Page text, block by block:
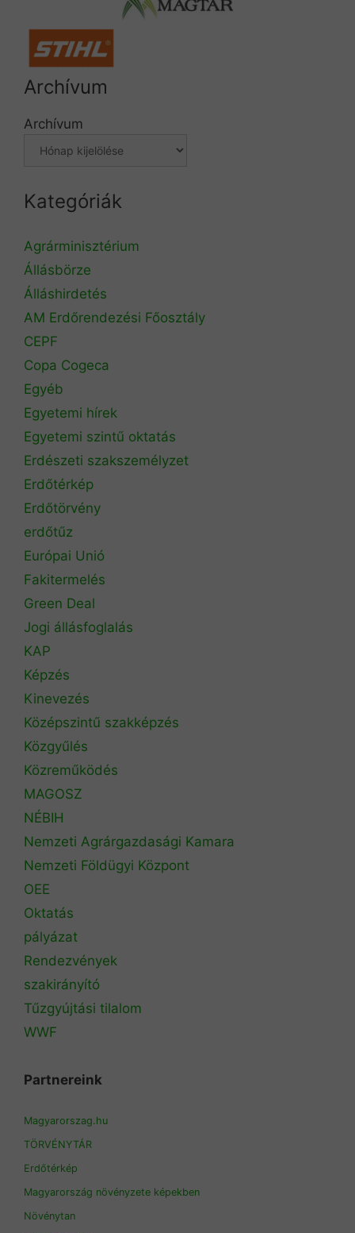
Archívum
Archívum
Kategóriák
Agrárminisztérium
Állásbörze
Álláshirdetés
AM Erdőrendezési Főosztály
CEPF
Copa Cogeca
Egyéb
Egyetemi hírek
Egyetemi szintű oktatás
Erdészeti szakszemélyzet
Erdőtérkép
Erdőtörvény
erdőtűz
Európai Unió
Fakitermelés
Green Deal
Jogi állásfoglalás
KAP
Képzés
Kinevezés
Középszintű szakképzés
Közgyűlés
Közreműködés
MAGOSZ
NÉBIH
Nemzeti Agrárgazdasági Kamara
Nemzeti Földügyi Központ
OEE
Oktatás
pályázat
Rendezvények
szakirányító
Tűzgyújtási tilalom
WWF
Partnereink
Magyarorszag.hu
TÖRVÉNYTÁR
Erdőtérkép
Magyarország növényzete képekben
Növénytan